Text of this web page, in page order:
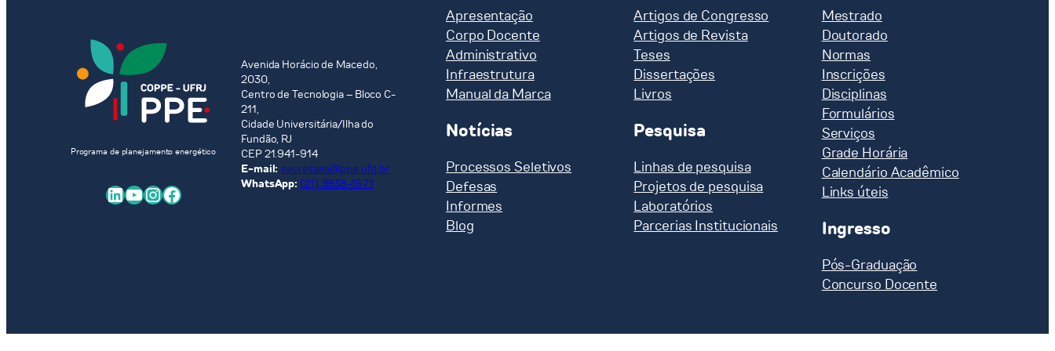
Programa de planejamento energético
LinkedIn Youtube InstagramFacebook
Avenida Horácio de Macedo,
2030,
Centro de Tecnologia – Bloco C-
211,
Cidade Universitária/Ilha do
Fundão, RJ
CEP 21.941-914
E-mail:secretaria@ppe.ufrj.br
WhatsApp: (21) 3938-1571
Apresentação
Corpo Docente
Administrativo
Infraestrutura
Manual da Marca
Notícias
Processos Seletivos
Defesas
Informes
Blog
Artigos de Congresso
Artigos de Revista
Teses
Dissertações
Livros
Pesquisa
Linhas de pesquisa
Projetos de pesquisa
Laboratórios
Parcerias Institucionais
Mestrado
Doutorado
Normas
Inscrições
Disciplinas
Formulários
Serviços
Grade Horária
Calendário Acadêmico
Links úteis
Ingresso
Pós-Graduação
Concurso Docente